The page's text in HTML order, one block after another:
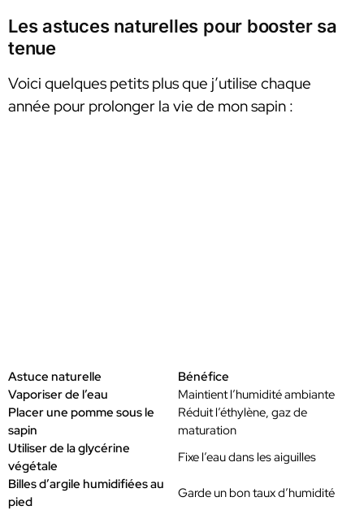
Les astuces naturelles pour booster sa
tenue
Voici quelques petits plus que j’utilise chaque
année pour prolonger la vie de mon sapin :
Astuce naturelle
Bénéfice
Vaporiser de l’eau
Maintient l’humidité ambiante
Placer une pomme sous le
sapin
Réduit l’éthylène, gaz de
maturation
Utiliser de la glycérine
végétale
Fixe l’eau dans les aiguilles
Billes d’argile humidifiées au
pied
Garde un bon taux d’humidité